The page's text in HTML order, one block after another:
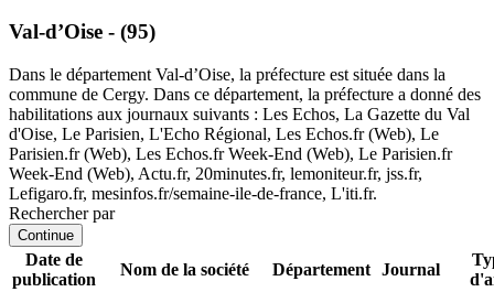
Val-d’Oise - (95)
Dans le département Val-d’Oise, la préfecture est située dans la
commune de Cergy. Dans ce département, la préfecture a donné des
habilitations aux journaux suivants : Les Echos, La Gazette du Val
d'Oise, Le Parisien, L'Echo Régional, Les Echos.fr (Web), Le
Parisien.fr (Web), Les Echos.fr Week-End (Web), Le Parisien.fr
Week-End (Web), Actu.fr, 20minutes.fr, lemoniteur.fr, jss.fr,
Lefigaro.fr, mesinfos.fr/semaine-ile-de-france, L'iti.fr.
Rechercher par
Continue
Date de
publication
Nom de la société Département Journal